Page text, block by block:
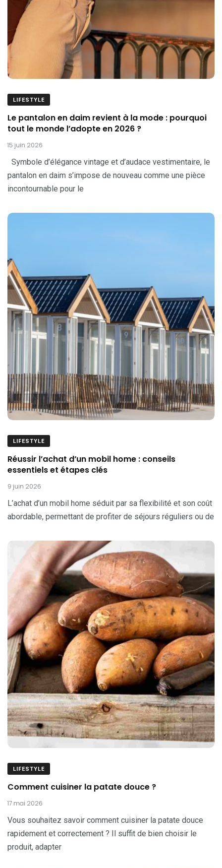
LIFESTYLE
Le pantalon en daim revient à la mode : pourquoi
tout le monde l’adopte en 2026 ?
15 juin 2026
Symbole d’élégance vintage et d’audace vestimentaire, le
pantalon en daim s’impose de nouveau comme une pièce
incontournable pour le
LIFESTYLE
Réussir l’achat d’un mobil home : conseils
essentiels et étapes clés
9 juin 2026
L’achat d’un mobil home séduit par sa flexibilité et son coût
abordable, permettant de profiter de séjours réguliers ou de
LIFESTYLE
Comment cuisiner la patate douce ?
17 mai 2026
Vous souhaitez savoir comment cuisiner la patate douce
rapidement et correctement ? Il suffit de bien choisir le
produit, adapter